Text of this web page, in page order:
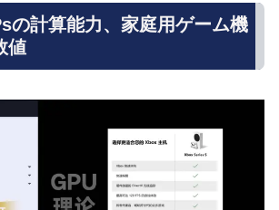
の計算能力、家庭用ゲーム機
値